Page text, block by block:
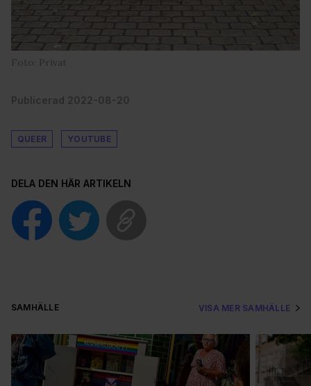
Foto: Privat
Publicerad 2022-08-20
QUEER YOUTUBE
DELA DEN HÄR ARTIKELN
SAMHÄLLE VISA MER SAMHÄLLE